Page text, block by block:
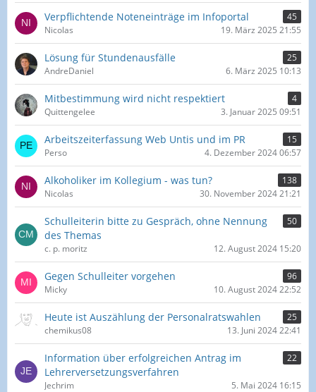
Verpflichtende Noteneinträge im Infoportal
45
Nicolas
19. März 2025 21:55
Lösung für Stundenausfälle
25
AndreDaniel
6. März 2025 10:13
Mitbestimmung wird nicht respektiert
4
Quittengelee
3. Januar 2025 09:51
Arbeitszeiterfassung Web Untis und im PR
15
Perso
4. Dezember 2024 06:57
Alkoholiker im Kollegium - was tun?
138
Nicolas
30. November 2024 21:21
Schulleiterin bitte zu Gespräch, ohne Nennung
des Themas
50
c. p. moritz 12. August 2024 15:20
Gegen Schulleiter vorgehen
96
Micky
10. August 2024 22:52
Heute ist Auszählung der Personalratswahlen
25
chemikus08
13. Juni 2024 22:41
Information über erfolgreichen Antrag im
Lehrerversetzungsverfahren
22
Jechrim 5. Mai 2024 16:15